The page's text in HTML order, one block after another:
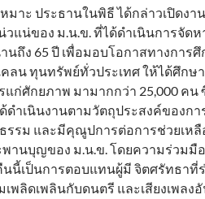
มาะ ประธานในพิธี ได้กล่าวเปิดง
แน่ของ ม.น.ข. ที่ได้ดำเนินการจัด
นถึง 65 ปี เพื่อมอบโอกาสทางการศึ
ลน ทุนทรัพย์ทั่วประเทศ ให้ได้ศึกษ
ก่ศักยภาพ มามากกว่า 25,000 คน
ดำเนินงานตามวัตถุประสงค์ของก
รรม และมีคุณูปการต่อการช่วยเหลื
พานบุญของ ม.น.ข. โดยความร่วม
นี้เป็นการตอบแทนผู้มี จิตศรัทธาที่
พลิดเพลินกับดนตรี และเสียงเพลงอั